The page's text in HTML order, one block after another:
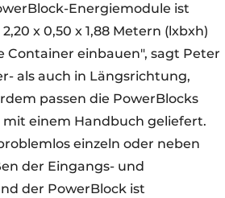
Energiemodule ist
x 0,50 x 1,88 Metern (lxbxh)
Container einbauen", sagt Peter
als auch in Längsrichtung,
passen die PowerBlocks
einem Handbuch geliefert.
einzeln oder neben
der Eingangs- und
der PowerBlock ist